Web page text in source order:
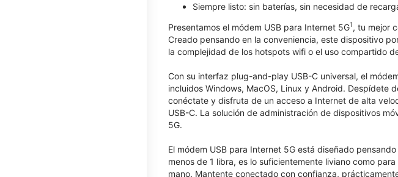
Siempre listo: sin baterías, sin necesidad de
Presentamos el módem USB para Internet 5G1, tu mejor
Creado pensando en la conveniencia, este dispositivo
la complejidad de los hotspots wifi o el uso compartido
Con su interfaz plug-and-play USB-C universal, el
incluidos Windows, MacOS, Linux y Android. Despídete
conéctate y disfruta de un acceso a Internet de alta
USB-C. La solución de administración de dispositivos
5G.
El módem USB para Internet 5G está diseñado
menos de 1 libra, es lo suficientemente liviano como
mano. Mantente conectado con confianza,